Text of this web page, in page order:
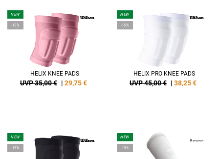
NEW
-15%
HELIX KNEE PADS
UVP 35,00 € | 29,75€
NEW
-15%
HELIX PRO KNEE PADS
UVP 45,00 € | 38,25€
NEW
-15%
NEW
-10%